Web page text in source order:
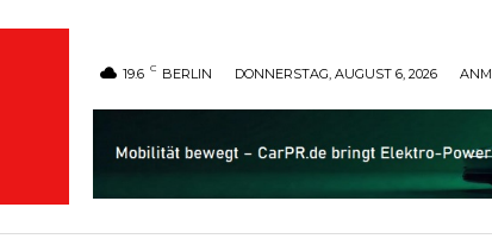
19.6 C BERLIN DONNERSTAG, AUGUST 6, 2026